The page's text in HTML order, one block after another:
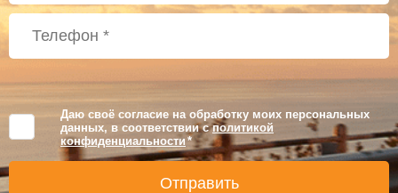
Даю своё согласие на обработку моих персональных
данных, в соответствии сполитикой
конфиденциальности *